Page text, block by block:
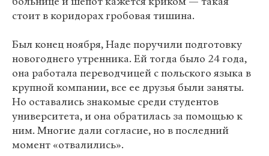
стоит в коридорах гробовая тишина.
Был конец ноября, Наде поручили подготовку
новогоднего утренника. Ей тогда было 24 года,
она работала переводчицей с польского языка в
крупной компании, все ее друзья были заняты.
Но оставались знакомые среди студентов
университета, и она обратилась за помощью к
ним. Многие дали согласие, но в последний
момент «отвалились».